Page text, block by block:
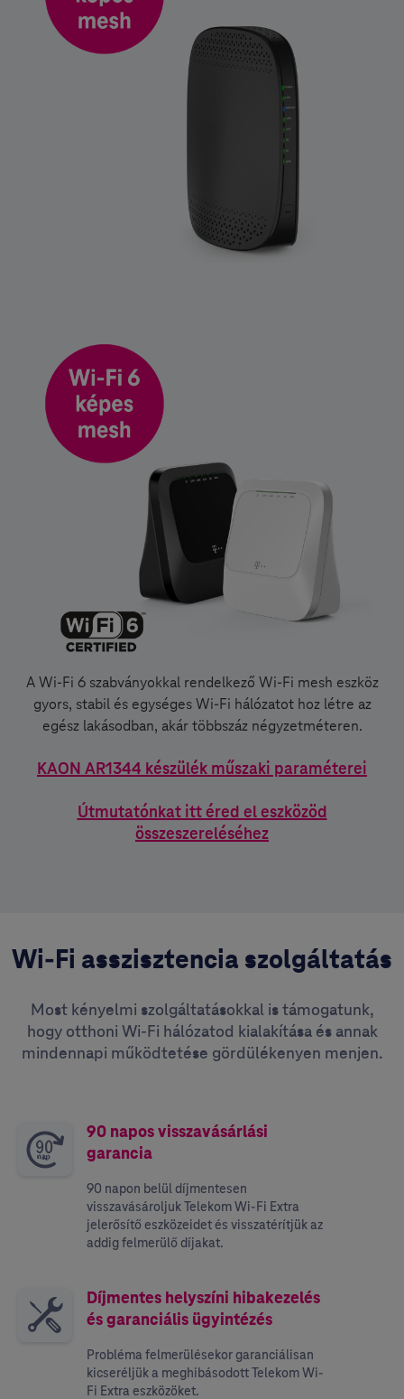
A Wi-Fi 6 szabványokkal rendelkező Wi-Fi mesh eszköz
gyors, stabil és egységes Wi-Fi hálózatot hoz létre az
egész lakásodban, akár többszáz négyzetméteren.
KAON AR1344 készülék műszaki paraméterei
Útmutatónkat itt éred el eszközöd
összeszereléséhez
Wi-Fi asszisztencia szolgáltatás
Most kényelmi szolgáltatásokkal is támogatunk,
hogy otthoni Wi-Fi hálózatod kialakítása és annak
mindennapi működtetése gördülékenyen menjen.
90 napos visszavásárlási
garancia
90 napon belül díjmentesen
visszavásároljuk Telekom Wi-Fi Extra
jelerősítő eszközeidet és visszatérítjük az
addig felmerülő díjakat.
Díjmentes helyszíni hibakezelés
és garanciális ügyintézés
Probléma felmerülésekor garanciálisan
kicseréljük a meghibásodott Telekom Wi-
Fi Extra eszközöket.